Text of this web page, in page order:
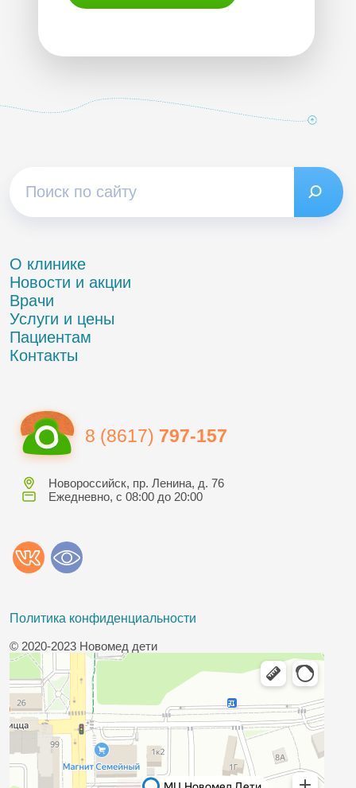
О клинике
Новости и акции
Врачи
Услуги и цены
Пациентам
Контакты
8 (8617) 797-157
Новороссийск, пр. Ленина, д. 76
Ежедневно, с 08:00 до 20:00
Политика конфиденциальности
© 2020-2023 Новомед дети